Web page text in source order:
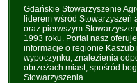
Gdańskie Stowarzyszenie
liderem wśród Stowarzyszeń
oraz pierwszym
1993 roku. Portal nasz
informacje o regionie
wypoczynku, znalezienia
obrzeżach miast, spośród
Stowarzyszenia.